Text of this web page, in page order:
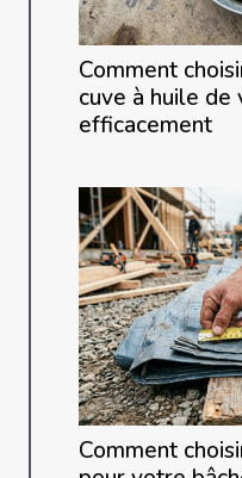
Comment
cuve à huile de
efficacement
Comment